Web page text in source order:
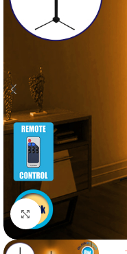
Κλικ για μεγέθυνση